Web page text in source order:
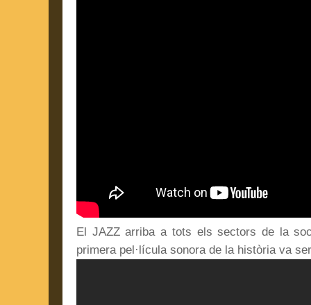
El JAZZ arriba a tots els sectors de la
primera pel·lícula sonora de la història va